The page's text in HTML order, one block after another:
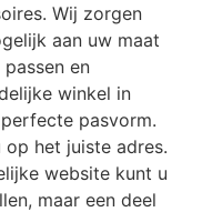
Wij zorgen
aan uw maat
en
winkel in
pasvorm.
het juiste adres.
website kunt u
maar een deel